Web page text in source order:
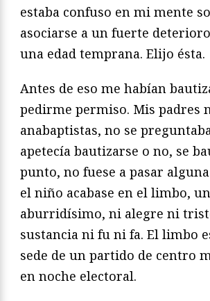
estaba confuso en mi mente
asociarse a un fuerte
una edad temprana. Elijo ésta.
Antes de eso me habían
pedirme permiso. Mis padres
anabaptistas, no se
apetecía bautizarse o no, se
punto, no fuese a pasar
el niño acabase en el limbo,
aburridísimo, ni alegre ni
sustancia ni fu ni fa. El limbo
sede de un partido de centro
en noche electoral.